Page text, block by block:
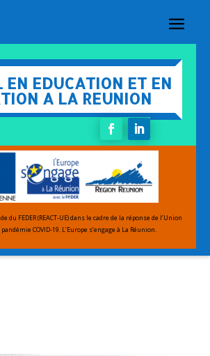
EN EDUCATION ET EN
A LA REUNION
du FEDER (REACT-UE) dans le cadre de la réponse de l’Union
COVID-19. L’Europe s’engage à La Réunion.